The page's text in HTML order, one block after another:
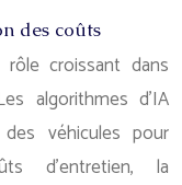
des coûts
rôle croissant dans
algorithmes d’IA
véhicules pour
d’entretien, la